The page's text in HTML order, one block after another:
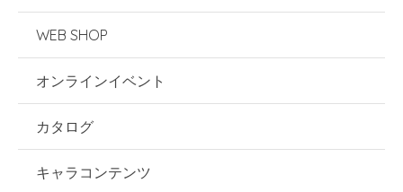
WEB SHOP
オンラインイベント
カタログ
キャラコンテンツ